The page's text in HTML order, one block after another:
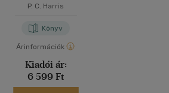
P. C. Harris
Könyv
Árinformációk
Kiadói ár:
6 599 Ft